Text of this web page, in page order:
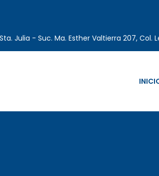
Julia - Suc. Ma. Esther Valtierra 207, Col.